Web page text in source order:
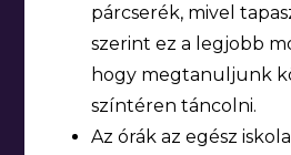
párcserék, mivel
szerint ez a legjobb
hogy megtanuljunk
színtéren táncolni.
Az órák az egész